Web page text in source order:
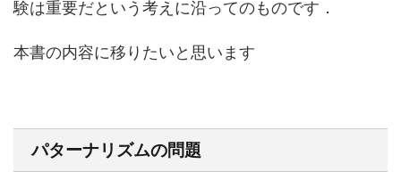
験は重要だという考えに沿ってのものです．
本書の内容に移りたいと思います
パターナリズムの問題